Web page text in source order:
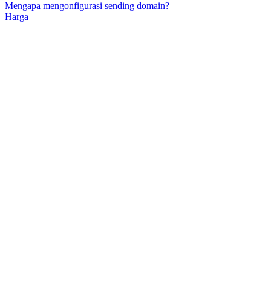
Mengapa mengonfigurasi sending domain?
Harga